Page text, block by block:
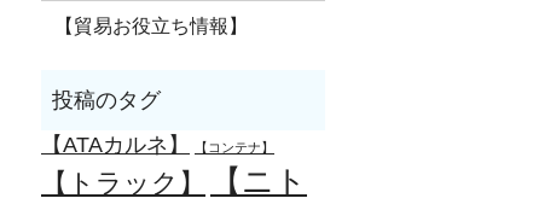
【貿易お役立ち情報】
【ATAカルネ】 【コンテナ】
【トラック】
【ニト